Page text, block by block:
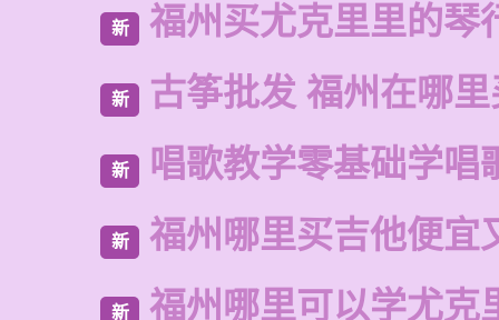
新 福州买尤克里里的琴
新 古筝批发 福州在哪
新 唱歌教学零基础学唱
新 福州哪里买吉他便宜
新 福州哪里可以学尤克